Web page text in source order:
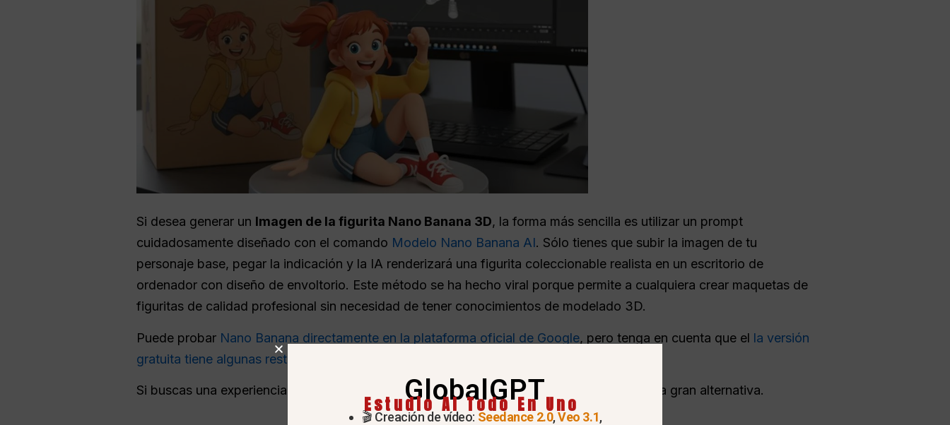
Si desea generar un Imagen de la figurita Nano Banana 3D, la forma más sencilla es utilizar un prompt
cuidadosamente diseñado con el comando Modelo Nano Banana AI. Sólo tienes que subir la imagen de tu
personaje base, pegar la indicación y la IA renderizará una figurita coleccionable realista en un escritorio de
ordenador con diseño de envoltorio. Este método se ha hecho viral porque permite a cualquiera crear maquetas de
figuritas de calidad profesional sin necesidad de tener conocimientos de modelado 3D.
Puede probar Nano Banana directamente en la plataforma oficial de Google, pero tenga en cuenta que el la versión
gratuita tiene algunas restricciones
Si buscas una experiencia más suave y potente, el Global GPT Nano Banana AI tool es una gran alternativa.
GlobalGPT
Estudio AI Todo En Uno
🎬 Creación de vídeo: Seedance 2.0,Veo 3.1,